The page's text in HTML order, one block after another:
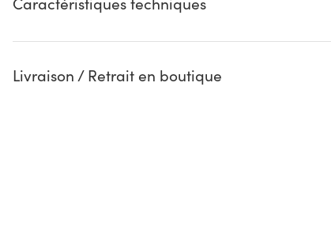
Livraison / Retrait en boutique